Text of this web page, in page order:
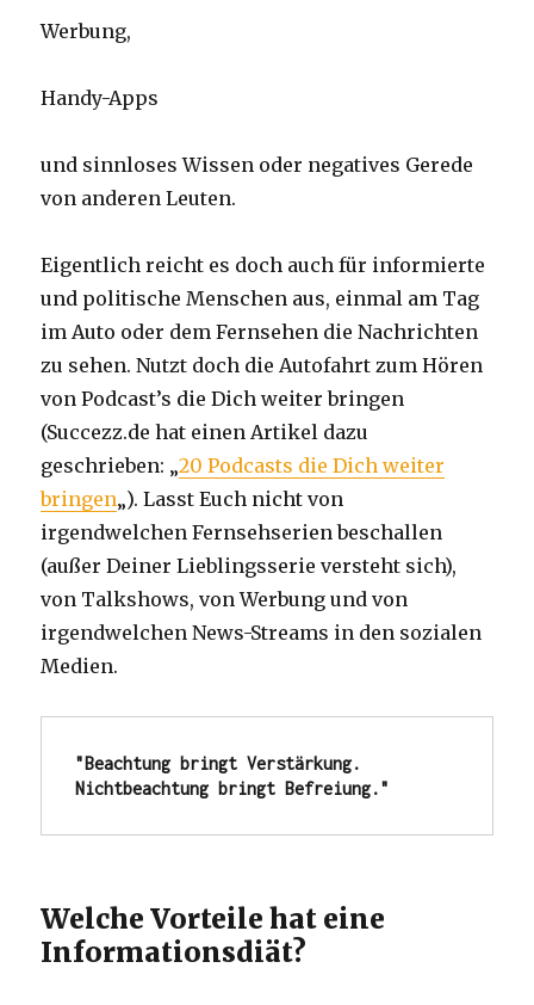
Werbung,
Handy-Apps
und sinnloses Wissen oder negatives Gerede
von anderen Leuten.
Eigentlich reicht es doch auch für informierte
und politische Menschen aus, einmal am Tag
im Auto oder dem Fernsehen die Nachrichten
zu sehen. Nutzt doch die Autofahrt zum Hören
von Podcast’s die Dich weiter bringen
(Succezz.de hat einen Artikel dazu
geschrieben: „20 Podcasts die Dich weiter
bringen„). Lasst Euch nicht von
irgendwelchen Fernsehserien beschallen
(außer Deiner Lieblingsserie versteht sich),
von Talkshows, von Werbung und von
irgendwelchen News-Streams in den sozialen
Medien.
"Beachtung bringt Verstärkung.
Nichtbeachtung bringt Befreiung."
Welche Vorteile hat eine
Informationsdiät?